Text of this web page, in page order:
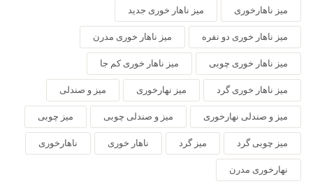
میز ناهارخوری میز ناهار خوری جدید
میز ناهار خوری دو نفره میز ناهار خوری مدرن
میز ناهار خوری چوبی میز ناهار خوری کم جا
میز ناهار خوری گرد میز نهارخوری میز و صندلی
میز و صندلی نهارخوری میز و صندلی چوبی میز چوبی
میز چوبی گرد میز گرد ناهار خوری ناهارخوری
نهارخوری مدرن